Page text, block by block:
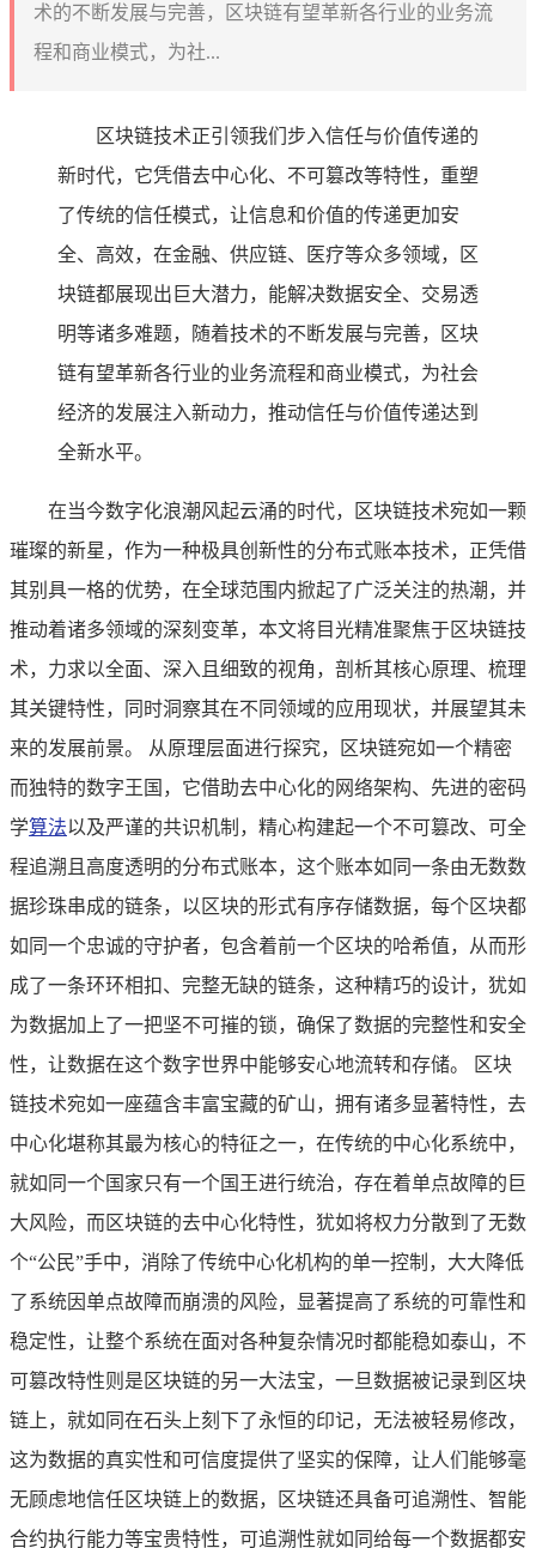
术的不断发展与完善，区块链有望革新各行业的业务流
程和商业模式，为社...
区块链技术正引领我们步入信任与价值传递的
新时代，它凭借去中心化、不可篡改等特性，重塑
了传统的信任模式，让信息和价值的传递更加安
全、高效，在金融、供应链、医疗等众多领域，区
块链都展现出巨大潜力，能解决数据安全、交易透
明等诸多难题，随着技术的不断发展与完善，区块
链有望革新各行业的业务流程和商业模式，为社会
经济的发展注入新动力，推动信任与价值传递达到
全新水平。
在当今数字化浪潮风起云涌的时代，区块链技术宛如一颗
璀璨的新星，作为一种极具创新性的分布式账本技术，正凭借
其别具一格的优势，在全球范围内掀起了广泛关注的热潮，并
推动着诸多领域的深刻变革，本文将目光精准聚焦于区块链技
术，力求以全面、深入且细致的视角，剖析其核心原理、梳理
其关键特性，同时洞察其在不同领域的应用现状，并展望其未
来的发展前景。 从原理层面进行探究，区块链宛如一个精密
而独特的数字王国，它借助去中心化的网络架构、先进的密码
学算法以及严谨的共识机制，精心构建起一个不可篡改、可全
程追溯且高度透明的分布式账本，这个账本如同一条由无数数
据珍珠串成的链条，以区块的形式有序存储数据，每个区块都
如同一个忠诚的守护者，包含着前一个区块的哈希值，从而形
成了一条环环相扣、完整无缺的链条，这种精巧的设计，犹如
为数据加上了一把坚不可摧的锁，确保了数据的完整性和安全
性，让数据在这个数字世界中能够安心地流转和存储。 区块
链技术宛如一座蕴含丰富宝藏的矿山，拥有诸多显著特性，去
中心化堪称其最为核心的特征之一，在传统的中心化系统中，
就如同一个国家只有一个国王进行统治，存在着单点故障的巨
大风险，而区块链的去中心化特性，犹如将权力分散到了无数
个“公民”手中，消除了传统中心化机构的单一控制，大大降低
了系统因单点故障而崩溃的风险，显著提高了系统的可靠性和
稳定性，让整个系统在面对各种复杂情况时都能稳如泰山，不
可篡改特性则是区块链的另一大法宝，一旦数据被记录到区块
链上，就如同在石头上刻下了永恒的印记，无法被轻易修改，
这为数据的真实性和可信度提供了坚实的保障，让人们能够毫
无顾虑地信任区块链上的数据，区块链还具备可追溯性、智能
合约执行能力等宝贵特性，可追溯性就如同给每一个数据都安